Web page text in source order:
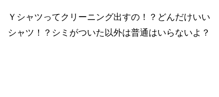
Ｙシャツってクリーニング出すの！？どんだけいい
シャツ！？シミがついた以外は普通はいらないよ？